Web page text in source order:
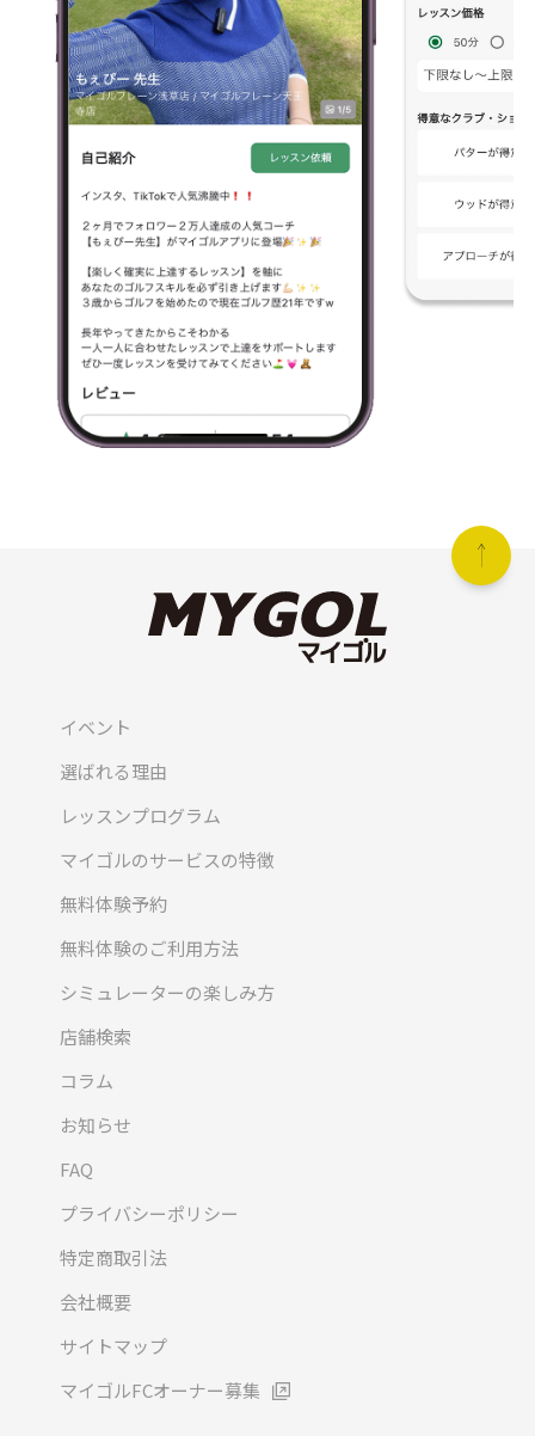
イベント
選ばれる理由
レッスンプログラム
マイゴルのサービスの特徴
無料体験予約
無料体験のご利用方法
シミュレーターの楽しみ方
店舗検索
コラム
お知らせ
FAQ
プライバシーポリシー
特定商取引法
会社概要
サイトマップ
マイゴルFCオーナー募集